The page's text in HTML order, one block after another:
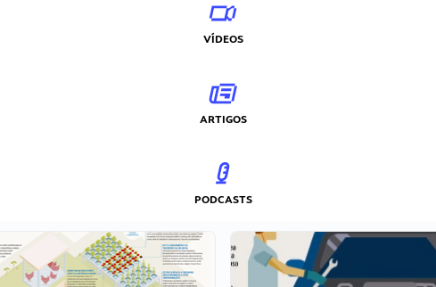
VÍDEOS
ARTIGOS
PODCASTS